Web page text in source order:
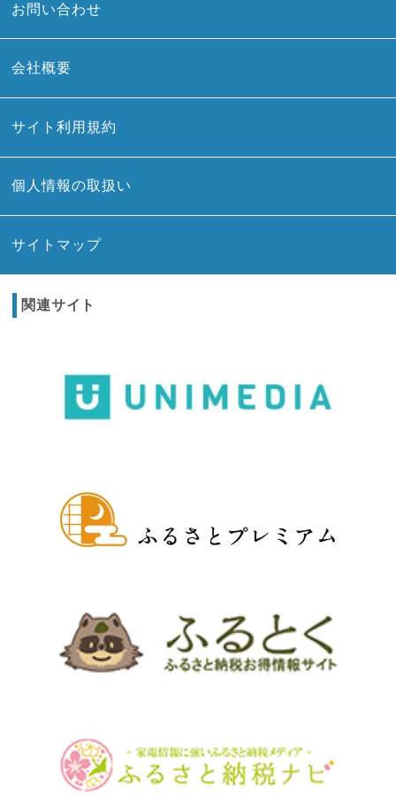
お問い合わせ
会社概要
サイト利用規約
個人情報の取扱い
サイトマップ
関連サイト